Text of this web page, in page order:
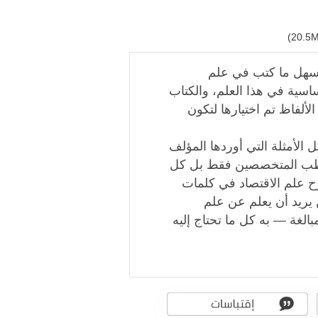
وأسهل ما كتب في علم
في هذا العلم، والكتاب
تم اختيارها لتكون
التي أوردها المؤلف
المتخصصين فقط بل كل
علم الاقتصاد في كلمات
يريد أن يعلم عن علم
— به كل ما تحتاج إليه